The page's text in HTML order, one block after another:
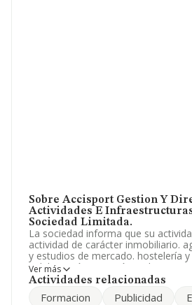
Sobre Accisport Gestion Y
Actividades E
Sociedad Limitada.
La sociedad informa que su
actividad de carácter inmobiliario.
y estudios de mercado. hostelería
colaboración y gestión en la
corporativa de las empresas, así
está registrada como Sociedad
Ver más
Actividades relacionadas
Formacion Publicidad